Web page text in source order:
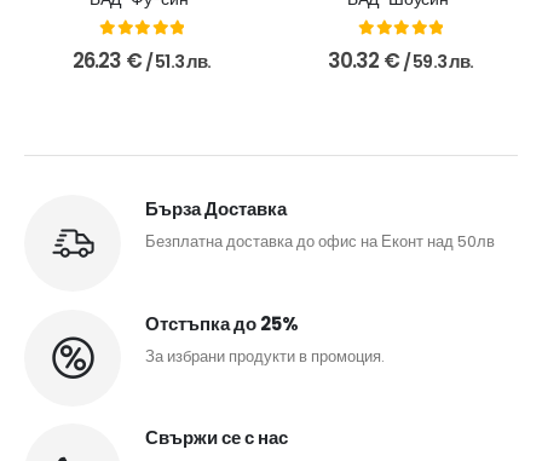
0 out of 5
26.23 € / 51.3 лв. 0 out of 5
30.32 € / 59.3 лв.
Бърза Доставка
Безплатна доставка до офис на Еконт над 50лв
Отстъпка до 25%
За избрани продукти в промоция.
Свържи се с нас